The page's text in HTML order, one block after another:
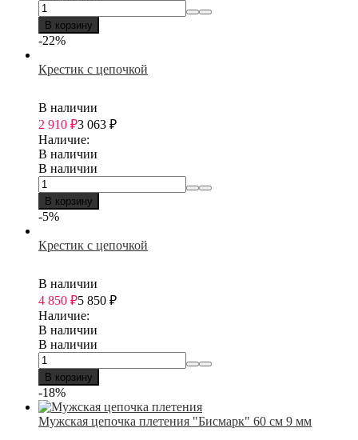
В корзину
-22%
Крестик с цепочкой
В наличии
2 910 ₽3 063 ₽
Наличие:
В наличии
В наличии
В корзину
-5%
Крестик с цепочкой
В наличии
4 850 ₽5 850 ₽
Наличие:
В наличии
В наличии
В корзину
-18%
Мужская цепочка плетения "Бисмарк" 60 см 9 мм